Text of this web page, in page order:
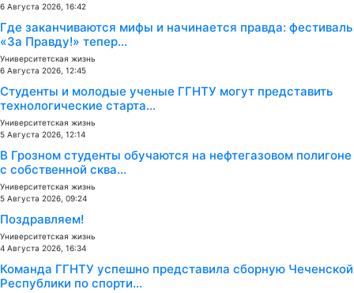
6 Августа 2026, 16:42
Где заканчиваются мифы и начинается правда: фестиваль
«За Правду!» тепер...
Университетская жизнь
6 Августа 2026, 12:45
Студенты и молодые ученые ГГНТУ могут представить
технологические старта...
Университетская жизнь
5 Августа 2026, 12:14
В Грозном студенты обучаются на нефтегазовом полигоне
с собственной сква...
Университетская жизнь
5 Августа 2026, 09:24
Поздравляем!
Университетская жизнь
4 Августа 2026, 16:34
Команда ГГНТУ успешно представила сборную Чеченской
Республики по спорти...